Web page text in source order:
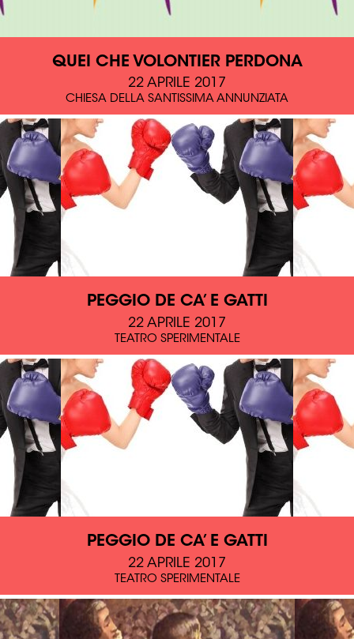
QUEI CHE VOLONTIER PERDONA
22 APRILE 2017
CHIESA DELLA SANTISSIMA ANNUNZIATA
PEGGIO DE CA’ E GATTI
22 APRILE 2017
TEATRO SPERIMENTALE
PEGGIO DE CA’ E GATTI
22 APRILE 2017
TEATRO SPERIMENTALE